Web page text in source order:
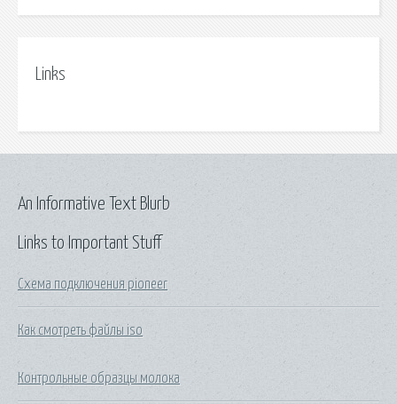
Links
Links to Important Stuff
Схема подключения pioneer
Как смотреть файлы iso
Контрольные образцы молока
An Informative Text Blurb